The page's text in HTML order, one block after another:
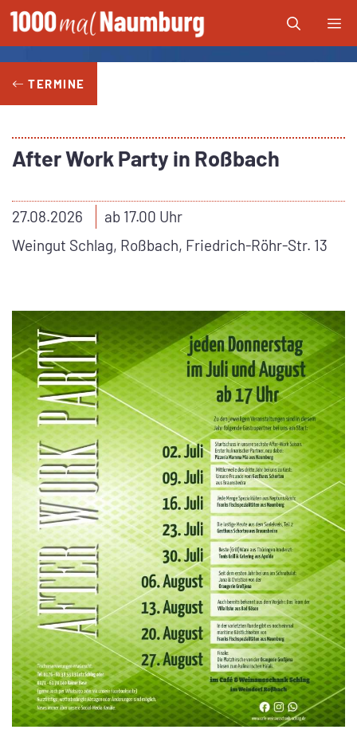
Zum
Inhalt
springen
TERMINE
After Work Party in Roßbach
27.08.2026
ab 17.00 Uhr
Weingut Schlag, Roßbach, Friedrich-Röhr-Str. 13